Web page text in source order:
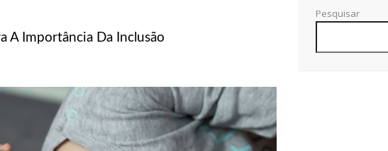
tentar aplicar golpe de R$ 17 mil na zona Sul de Manaus
A Importância Da Inclusão
Pesquisar